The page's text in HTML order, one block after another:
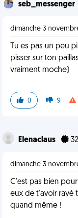
seb_messenger
dimanche 3 novembre
Tu es pas un peu
pisser sur ton
vraiment moche)
0 9
Elenaclaus 32
dimanche 3
C'est pas bien
eux de t'avoir rayé
quand même !